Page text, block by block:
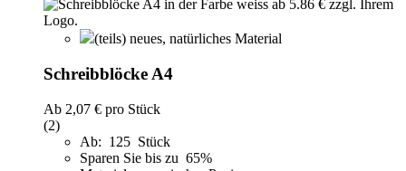
(teils) neues, natürliches Material
Schreibblöcke A4
Ab 2,07 € pro Stück
(2)
Ab: 125 Stück
Sparen Sie bis zu 65%